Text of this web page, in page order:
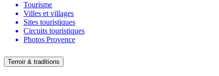
Tourisme
Villes et villages
Sites touristiques
Circuits touristiques
Photos Provence
Terroir & traditions